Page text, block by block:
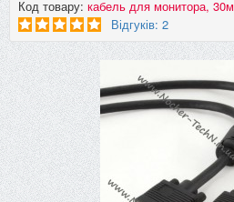
Код товару: кабель для монитора, 30м
Відгуків: 2